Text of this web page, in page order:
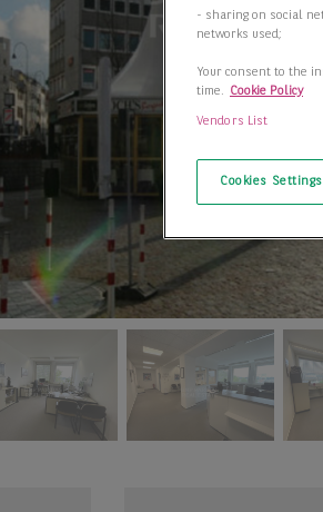
- sharing on social
networks used;
Your consent to the
time. Cookie Policy
Vendors List
Cookies Settings